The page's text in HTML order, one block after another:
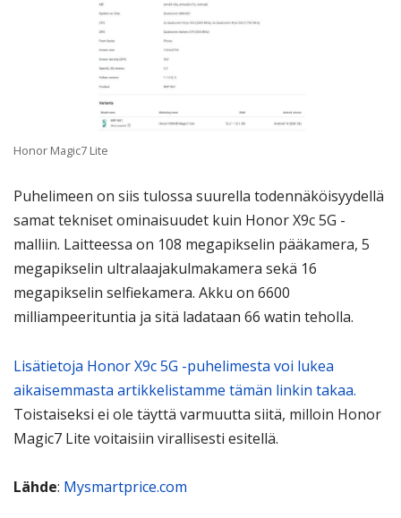
Honor Magic7 Lite
Puhelimeen on siis tulossa suurella todennäköisyydellä
samat tekniset ominaisuudet kuin Honor X9c 5G -
malliin. Laitteessa on 108 megapikselin pääkamera, 5
megapikselin ultralaajakulmakamera sekä 16
megapikselin selfiekamera. Akku on 6600
milliampeerituntia ja sitä ladataan 66 watin teholla.
Lisätietoja Honor X9c 5G -puhelimesta voi lukea
aikaisemmasta artikkelistamme tämän linkin takaa.
Toistaiseksi ei ole täyttä varmuutta siitä, milloin Honor
Magic7 Lite voitaisiin virallisesti esitellä.
Lähde: Mysmartprice.com